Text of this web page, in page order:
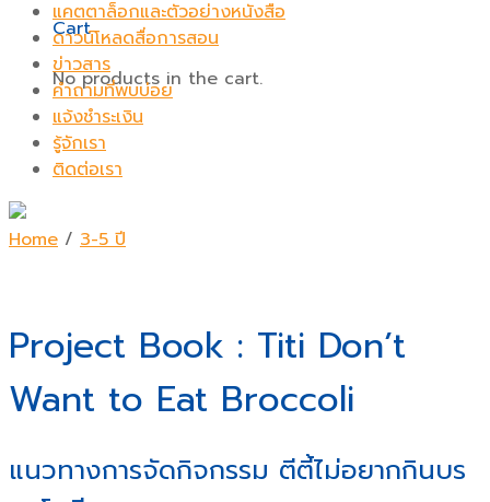
Cart
No products in the cart.
แคตตาล็อกและตัวอย่างหนังสือ
ดาวน์โหลดสื่อการสอน
ข่าวสาร
คำถามที่พบบ่อย
แจ้งชำระเงิน
รู้จักเรา
ติดต่อเรา
Home / 3-5 ปี
Project Book : Titi Don’t
Want to Eat Broccoli
แนวทางการจัดกิจกรรม ตีตี้ไม่อยากกินบร